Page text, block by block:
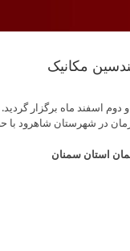
مکانیک
80 نفر از مهندسین عضو سازمان
استان سمنان